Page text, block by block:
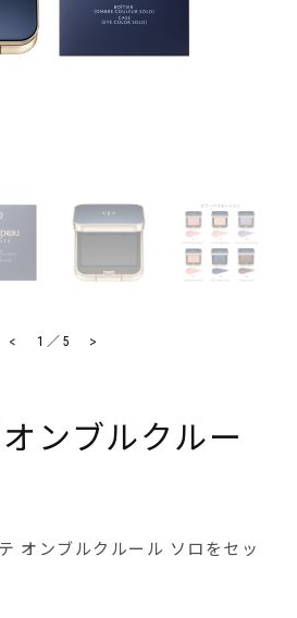
< >
1 ／ 5
ンブルクルー
オンブルクルール ソロをセッ